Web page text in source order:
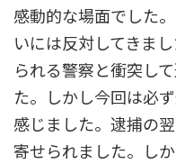
感動的な場面でした
いには反対してきま
られる警察と衝突し
た。しかし今回は必
感じました。逮捕の
寄せられました。し